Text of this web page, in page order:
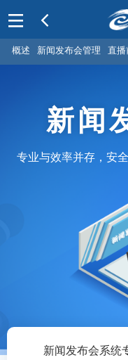
概述 新闻发布会管理 直播
新闻
专业与效率并存，安
新闻发布会系统